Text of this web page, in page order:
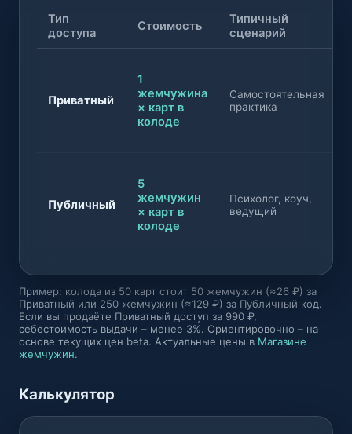
Тип
доступа
Стоимость
Типичный
сценарий
Приватный
1
жемчужина
× карт в
колоде
Самостоятельная
практика
Публичный
5
жемчужин
× карт в
колоде
Психолог, коуч,
ведущий
Пример: колода из 50 карт стоит 50 жемчужин (≈26 ₽) за
Приватный или 250 жемчужин (≈129 ₽) за Публичный код.
Если вы продаёте Приватный доступ за 990 ₽,
себестоимость выдачи – менее 3%. Ориентировочно – на
основе текущих цен beta. Актуальные цены в Магазине
жемчужин.
Калькулятор